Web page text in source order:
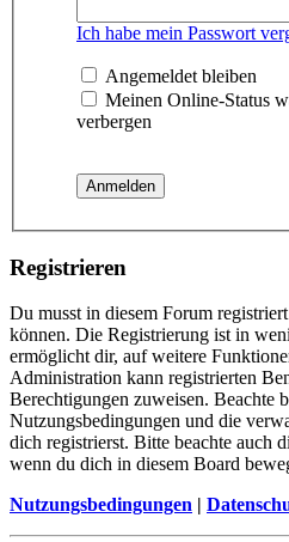
Ich habe mein Passwort
Angemeldet bleiben
Meinen Online-Status
verbergen
Registrieren
Du musst in diesem Forum
können. Die Registrierung ist in
ermöglicht dir, auf weitere
Administration kann registrierten
Berechtigungen zuweisen. Beachte
Nutzungsbedingungen und die
dich registrierst. Bitte beachte auch
wenn du dich in diesem Board
Nutzungsbedingungen |